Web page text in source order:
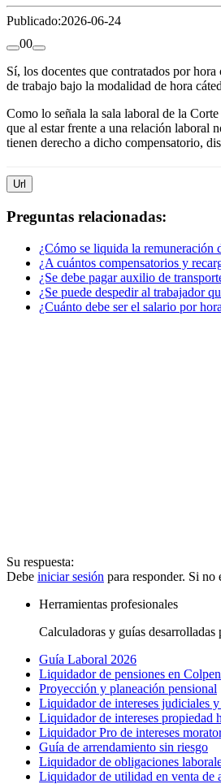
Publicado:2026-06-24
00
Sí, los docentes que contratados por
de trabajo bajo la modalidad de hora
Como lo señala la sala laboral de la
que al estar frente a una relación laboral
tienen derecho a dicho compensatorio,
Url
Preguntas relacionadas:
¿Cómo se liquida la remuneración
¿A cuántos compensatorios y
¿Se debe pagar auxilio de
¿Se puede despedir al trabajador
¿Cuánto debe ser el salario por
Su respuesta:
Debe iniciar sesión para responder. Si no
Herramientas profesionales
Calculadoras y guías desarrolladas
Guía Laboral 2026
Liquidador de pensiones en
Proyección y planeación pensional
Liquidador de intereses judiciales
Liquidador de intereses propiedad
Liquidador Pro de intereses
Guía de arrendamiento sin riesgo
Liquidador de obligaciones
Liquidador de utilidad en venta de